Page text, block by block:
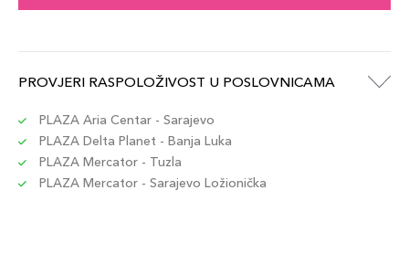
PROVJERI RASPOLOŽIVOST U POSLOVNICAMA
PLAZA Aria Centar - Sarajevo
PLAZA Delta Planet - Banja Luka
PLAZA Mercator - Tuzla
PLAZA Mercator - Sarajevo Ložionička